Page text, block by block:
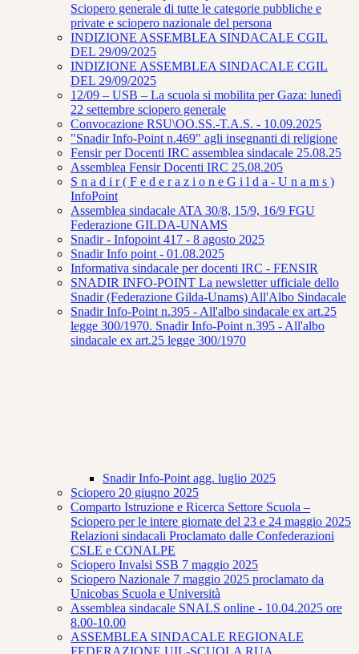
Sciopero generale di tutte le categorie pubbliche e
private e sciopero nazionale del persona
INDIZIONE ASSEMBLEA SINDACALE CGIL
DEL 29/09/2025
INDIZIONE ASSEMBLEA SINDACALE CGIL
DEL 29/09/2025
12/09 – USB – La scuola si mobilita per Gaza: lunedì
22 settembre sciopero generale
Convocazione RSU\OO.SS.-T.A.S. - 10.09.2025
"Snadir Info-Point n.469" agli insegnanti di religione
Fensir per Docenti IRC assemblea sindacale 25.08.25
Assemblea Fensir Docenti IRC 25.08.205
S n a d i r ( F e d e r a z i o n e G i l d a - U n a m s )
InfoPoint
Assemblea sindacale ATA 30/8, 15/9, 16/9 FGU
Federazione GILDA-UNAMS
Snadir - Infopoint 417 - 8 agosto 2025
Snadir Info point - 01.08.2025
Informativa sindacale per docenti IRC - FENSIR
SNADIR INFO-POINT La newsletter ufficiale dello
Snadir (Federazione Gilda-Unams) All'Albo Sindacale
Snadir Info-Point n.395 - All'albo sindacale ex art.25
legge 300/1970. Snadir Info-Point n.395 - All'albo
sindacale ex art.25 legge 300/1970
Snadir Info-Point agg. luglio 2025
Sciopero 20 giugno 2025
Comparto Istruzione e Ricerca Settore Scuola –
Sciopero per le intere giornate del 23 e 24 maggio 2025
Relazioni sindacali Proclamato dalle Confederazioni
CSLE e CONALPE
Sciopero Invalsi SSB 7 maggio 2025
Sciopero Nazionale 7 maggio 2025 proclamato da
Unicobas Scuola e Università
Assemblea sindacale SNALS online - 10.04.2025 ore
8.00-10.00
ASSEMBLEA SINDACALE REGIONALE